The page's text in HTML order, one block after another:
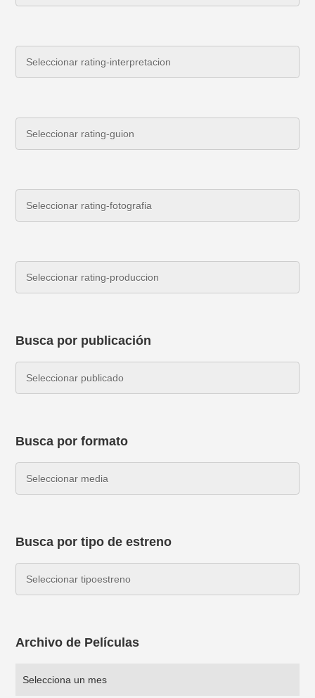
Busca por publicación
Busca por formato
Busca por tipo de estreno
Archivo de Películas